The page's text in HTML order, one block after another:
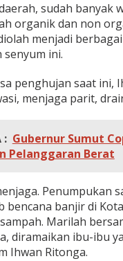
sudah banyak
organik dan non
menjadi
ini.
penghujan saat ini,
menjaga parit,
: Gubernur Sumut
Pelanggaran Berat
Penumpukan
bencana banjir di
Marilah
diramaikan ibu-ibu
Ihwan Ritonga.